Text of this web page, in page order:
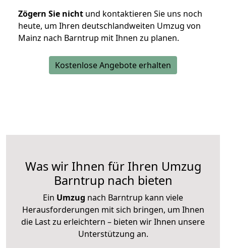
Zögern Sie nicht und kontaktieren Sie uns noch
heute, um Ihren deutschlandweiten Umzug von
Mainz nach Barntrup mit Ihnen zu planen.
Kostenlose Angebote erhalten
Was wir Ihnen für Ihren Umzug
Barntrup nach bieten
Ein Umzug nach Barntrup kann viele
Herausforderungen mit sich bringen, um Ihnen
die Last zu erleichtern – bieten wir Ihnen unsere
Unterstützung an.